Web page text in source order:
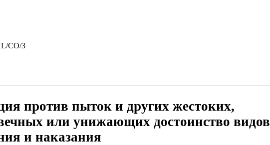
CO/3
против пыток и других жестоких,
или унижающих достоинство видов
и наказания